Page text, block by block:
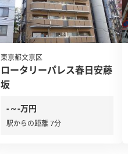
東京都文京区
ロータリーパレス春日安藤
坂
-～-万円
駅からの距離 7分